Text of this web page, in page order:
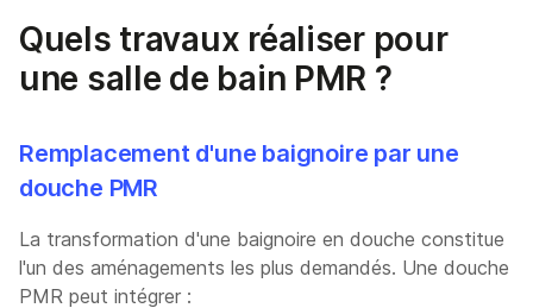
Quels travaux réaliser pour
une salle de bain PMR ?
Remplacement d'une baignoire par une
douche PMR
La transformation d'une baignoire en douche constitue
l'un des aménagements les plus demandés. Une douche
PMR peut intégrer :